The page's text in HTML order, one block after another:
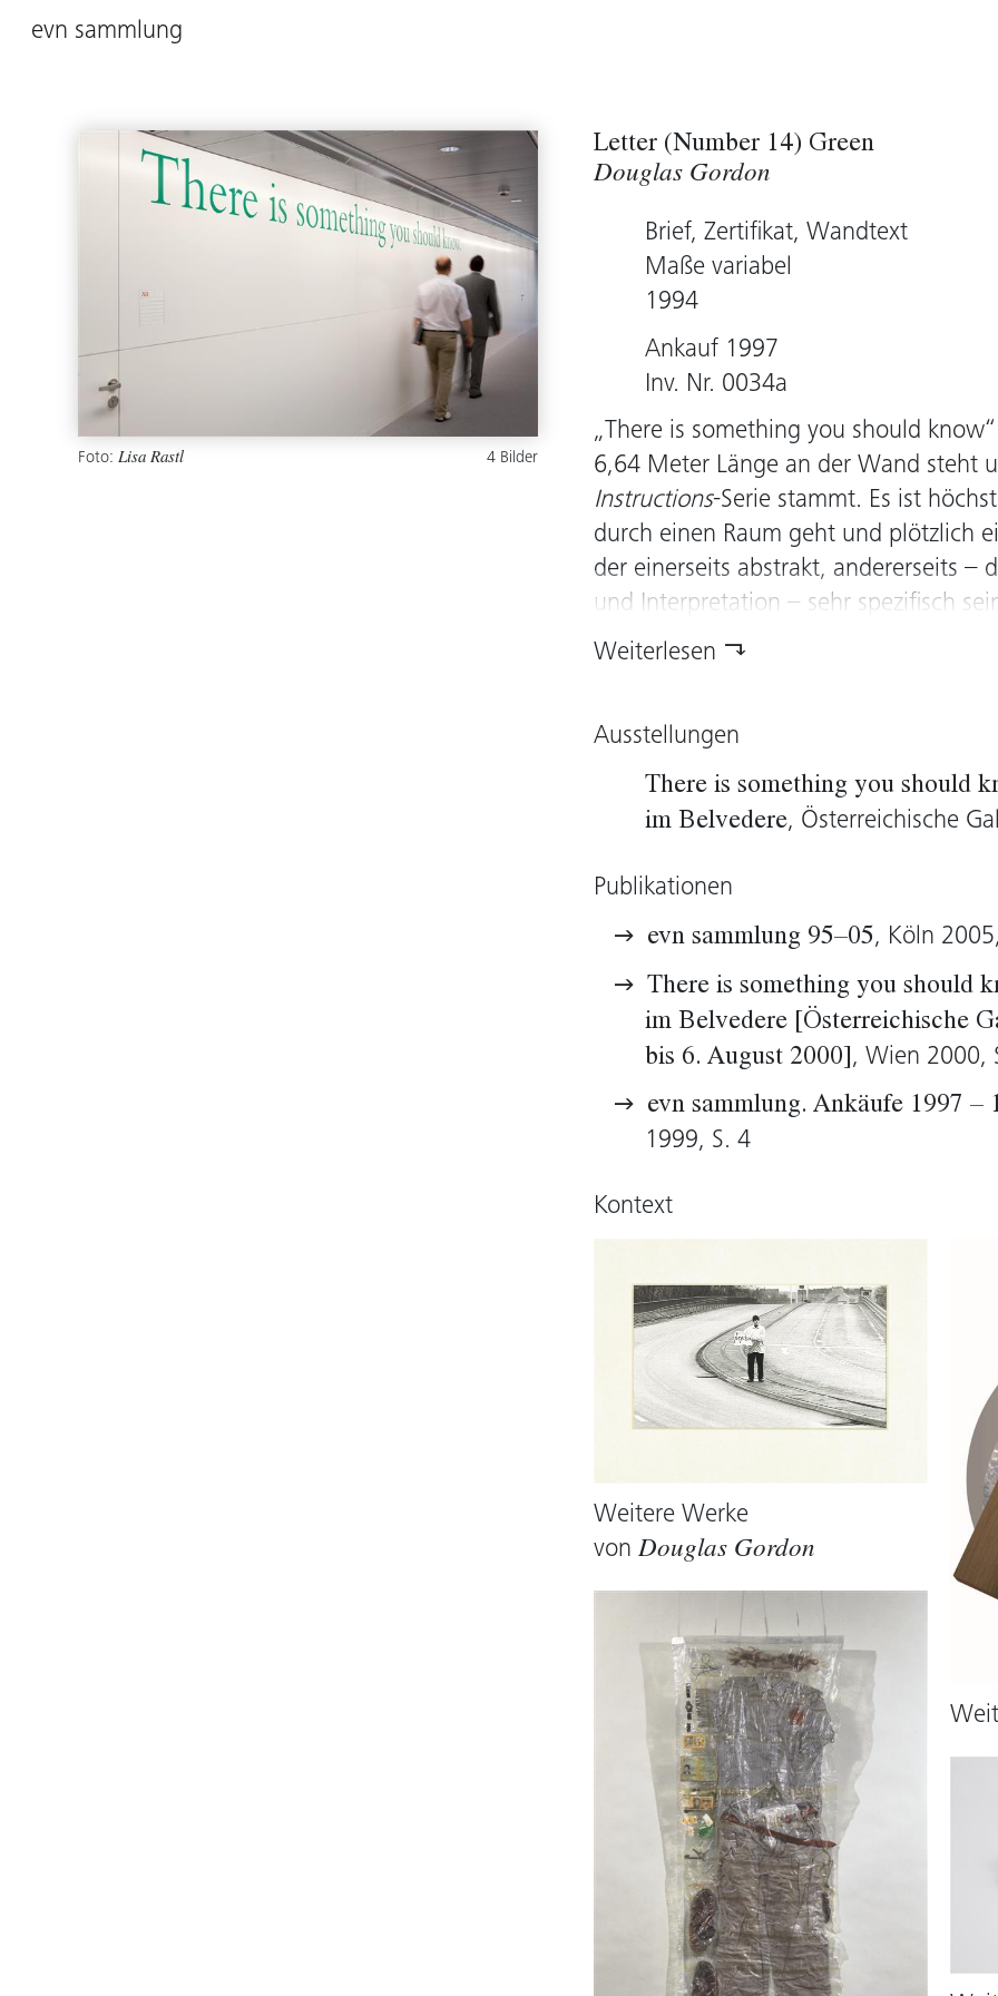
evn sammlung
Foto: Lisa Rastl 4 Bilder
Letter (Number 14) Green
Douglas Gordon
Brief, Zertifikat, Wandtext
Maße variabel
1994
Ankauf 1997
Inv. Nr. 0034a
„There is something you should
6,64 Meter Länge an der Wand steht
Instructions-Serie stammt. Es ist
durch einen Raum geht und plötzlich
der einerseits abstrakt, andererseits –
und Interpretation – sehr spezifisch
you should know
und die Unsicherheiten, die in diesem
zentrale Aussage dieser Arbeit, die an
Siebzigerjahre erinnert. Ging es
weniger komplizierten individuellen
Brigitte Huck, 2005
Weiterlesen
Ausstellungen
There is something you should
im Belvedere, Österreichische
Publikationen
evn sammlung 95–05, Köln
There is something you should
im Belvedere [Österreichische
bis 6. August 2000] , Wien 2000,
evn sammlung. Ankäufe 1997 –
1999, S. 4
Kontext
Weitere Werke
vonDouglas Gordon